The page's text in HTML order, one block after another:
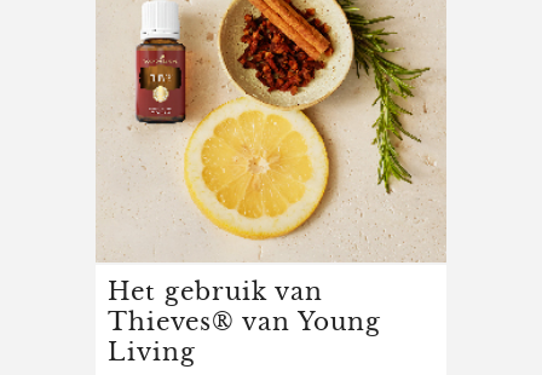
Het gebruik van
Thieves® van Young
Living